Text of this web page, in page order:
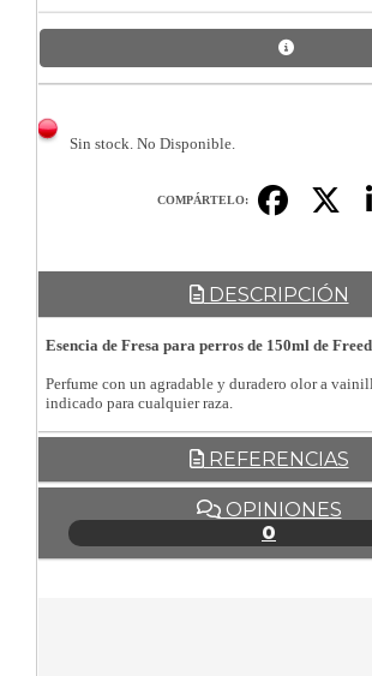
Sin stock. No Disponible.
COMPÁRTELO:
DESCRIPCIÓN
Esencia de Fresa para perros de 150ml de
Perfume con un agradable y duradero olor a
indicado para cualquier raza.
REFERENCIAS
OPINIONES
0